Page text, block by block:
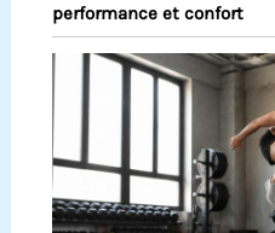
performance et confort